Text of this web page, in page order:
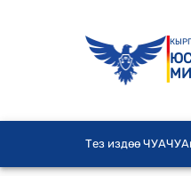
Тез издөө ЧУА